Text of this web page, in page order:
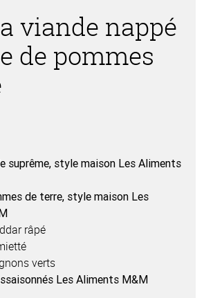
viande nappé
de pommes
suprême, style maison Les Aliments
de terre, style maison Les
râpé
verts
Les Aliments M&M